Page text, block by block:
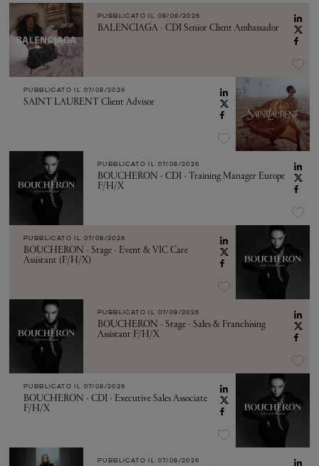
PUBBLICATO IL 08/08/2026
BALENCIAGA - CDI Senior Client Ambassador
PUBBLICATO IL 07/08/2026
SAINT LAURENT Client Advisor
PUBBLICATO IL 07/08/2026
BOUCHERON - CDI - Training Manager Europe
F/H/X
PUBBLICATO IL 07/08/2026
BOUCHERON - Stage - Event & VIC Care
Assistant (F/H/X)
PUBBLICATO IL 07/08/2026
BOUCHERON - Stage - Sales & Franchising
Assistant F/H/X
PUBBLICATO IL 07/08/2026
BOUCHERON - CDI - Executive Sales Associate
F/H/X
PUBBLICATO IL 07/08/2026